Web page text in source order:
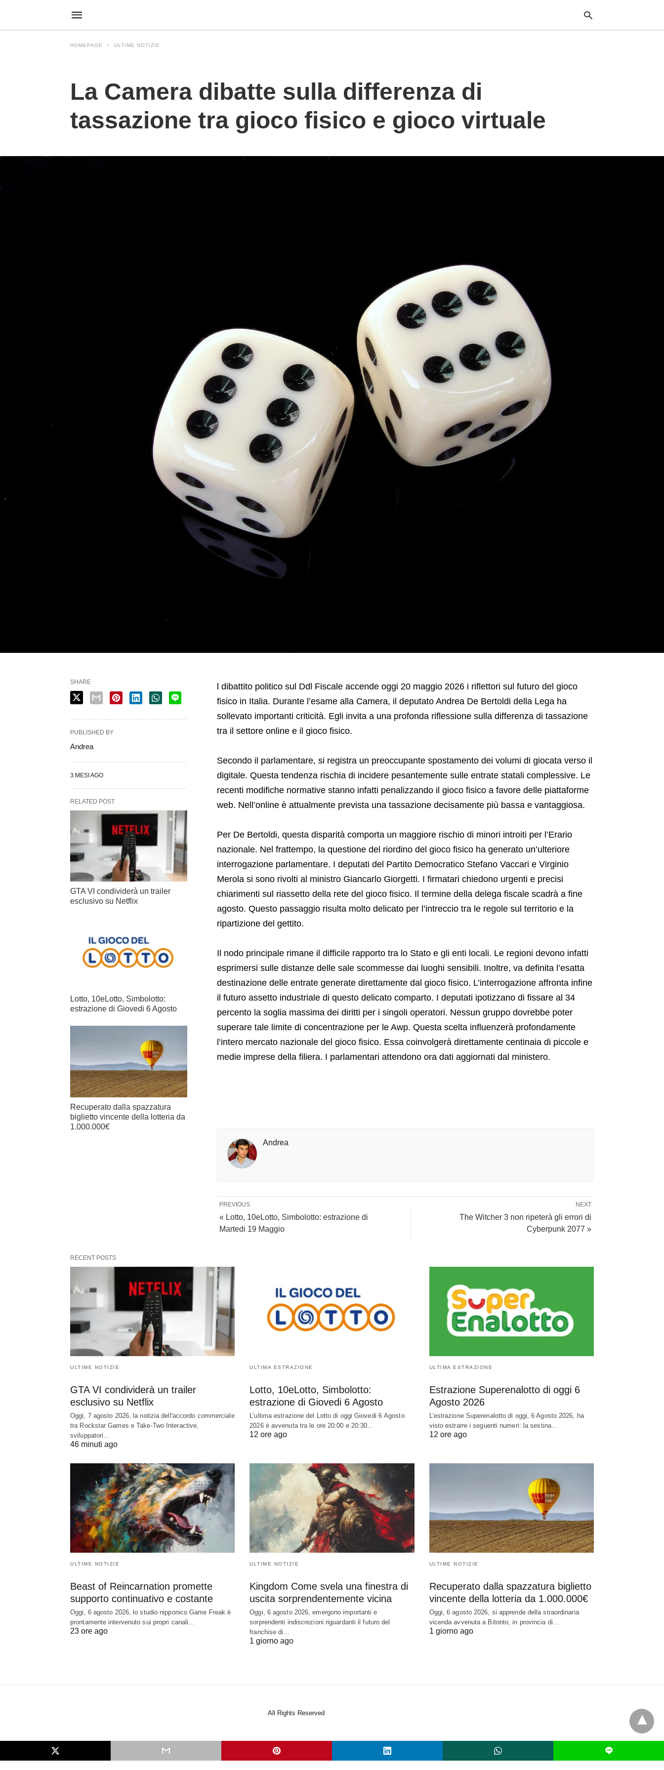
HOMEPAGE ULTIME NOTIZIE
La Camera dibatte sulla differenza di
tassazione tra gioco fisico e gioco virtuale
l dibattito politico sul Ddl Fiscale accende oggi 20 maggio 2026 i riflettori sul futuro del gioco
fisico in Italia. Durante l’esame alla Camera, il deputato Andrea De Bertoldi della Lega ha
sollevato importanti criticità. Egli invita a una profonda riflessione sulla differenza di tassazione
tra il settore online e il gioco fisico.
Secondo il parlamentare, si registra un preoccupante spostamento dei volumi di giocata verso il
digitale. Questa tendenza rischia di incidere pesantemente sulle entrate statali complessive. Le
recenti modifiche normative stanno infatti penalizzando il gioco fisico a favore delle piattaforme
web. Nell’online è attualmente prevista una tassazione decisamente più bassa e vantaggiosa.
Per De Bertoldi, questa disparità comporta un maggiore rischio di minori introiti per l’Erario
nazionale. Nel frattempo, la questione del riordino del gioco fisico ha generato un’ulteriore
interrogazione parlamentare. I deputati del Partito Democratico Stefano Vaccari e Virginio
Merola si sono rivolti al ministro Giancarlo Giorgetti. I firmatari chiedono urgenti e precisi
chiarimenti sul riassetto della rete del gioco fisico. Il termine della delega fiscale scadrà a fine
agosto. Questo passaggio risulta molto delicato per l’intreccio tra le regole sul territorio e la
ripartizione del gettito.
Il nodo principale rimane il difficile rapporto tra lo Stato e gli enti locali. Le regioni devono infatti
esprimersi sulle distanze delle sale scommesse dai luoghi sensibili. Inoltre, va definita l’esatta
destinazione delle entrate generate direttamente dal gioco fisico. L’interrogazione affronta infine
il futuro assetto industriale di questo delicato comparto. I deputati ipotizzano di fissare al 34
percento la soglia massima dei diritti per i singoli operatori. Nessun gruppo dovrebbe poter
superare tale limite di concentrazione per le Awp. Questa scelta influenzerà profondamente
l’intero mercato nazionale del gioco fisico. Essa coinvolgerà direttamente centinaia di piccole e
medie imprese della filiera. I parlamentari attendono ora dati aggiornati dal ministero.
Andrea
NEXT
The Witcher 3 non ripeterà gli errori di
Cyberpunk 2077 »
PREVIOUS
« Lotto, 10eLotto, Simbolotto: estrazione di
Martedi 19 Maggio
SHARE
PUBLISHED BY
Andrea
3 MESI AGO
RELATED POST
GTA VI condividerà un trailer
esclusivo su Netflix
Lotto, 10eLotto, Simbolotto:
estrazione di Giovedi 6 Agosto
Recuperato dalla spazzatura
biglietto vincente della lotteria da
1.000.000€
RECENT POSTS
ULTIME NOTIZIE
GTA VI condividerà un trailer
esclusivo su Netflix
Oggi, 7 agosto 2026, la notizia dell'accordo commerciale
tra Rockstar Games e Take-Two Interactive,
sviluppatori…
46 minuti ago
ULTIMA ESTRAZIONE
Lotto, 10eLotto, Simbolotto:
estrazione di Giovedi 6 Agosto
L’ultima estrazione del Lotto di oggi Giovedi 6 Agosto
2026 è avvenuta tra le ore 20:00 e 20:30…
12 ore ago
ULTIMA ESTRAZIONE
Estrazione Superenalotto di oggi 6
Agosto 2026
L’estrazione Superenalotto di oggi, 6 Agosto 2026, ha
visto estrarre i seguenti numeri: la sestina…
12 ore ago
ULTIME NOTIZIE
Beast of Reincarnation promette
supporto continuativo e costante
Oggi, 6 agosto 2026, lo studio nipponico Game Freak è
prontamente intervenuto sui propri canali…
23 ore ago
ULTIME NOTIZIE
Kingdom Come svela una finestra di
uscita sorprendentemente vicina
Oggi, 6 agosto 2026, emergono importanti e
sorprendenti indiscrezioni riguardanti il futuro del
franchise di…
1 giorno ago
ULTIME NOTIZIE
Recuperato dalla spazzatura biglietto
vincente della lotteria da 1.000.000€
Oggi, 6 agosto 2026, si apprende della straordinaria
vicenda avvenuta a Bitonto, in provincia di…
1 giorno ago
All Rights Reserved
L